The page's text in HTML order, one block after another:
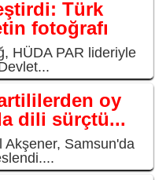
Türk
fotoğrafı
HÜDA PAR lideriyle
oy
dili sürçtü...
Akşener, Samsun'da